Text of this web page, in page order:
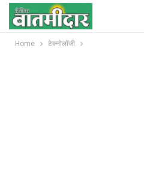
Home टेक्नोलॉजी